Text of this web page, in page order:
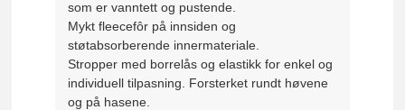
som er vanntett og pustende.
Mykt fleecefôr på innsiden og
støtabsorberende innermateriale.
Stropper med borrelås og elastikk for enkel og
individuell tilpasning. Forsterket rundt høvene
og på hasene.